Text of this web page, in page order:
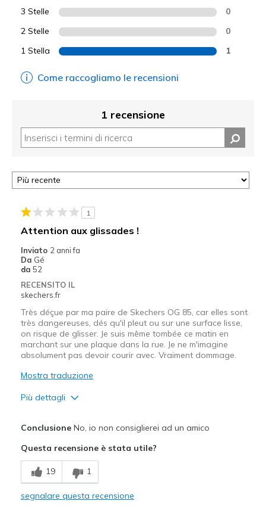
3 Stelle 0
2 Stelle 0
1 Stella 1
Come raccogliamo le recensioni
1 recensione
1
Attention aux glissades !
Inviato 2 anni fa
Da Gé
da 52
RECENSITO IL
skechers.fr
Très déçue par ma paire de Skechers OG 85, car elles sont
très dangereuses, dés qu'il pleut ou sur une surface lisse,
on risque de glisser. Je suis même tombée ce matin en
marchant sur une plaque dans la rue. Je ne m'imagine
absolument pas devoir courir avec. Vraiment dommage.
Mostra traduzione
Più dettagli
Difetti
Semelles glissantes
ConclusioneNo, io non consiglierei ad un amico
Questa recensione è stata utile?
19 1
segnalare questa recensione